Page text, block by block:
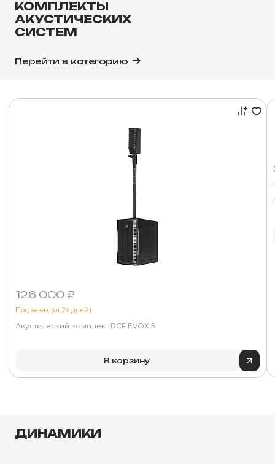
КОМПЛЕКТЫ
АКУСТИЧЕСКИХ
СИСТЕМ
Перейти в категорию
126 000 ₽
Под заказ (от 2х дней)
Акустический комплект RCF EVOX 5
В корзину
ДИНАМИКИ